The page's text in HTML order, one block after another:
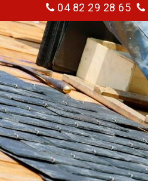
04 82 29 28 65